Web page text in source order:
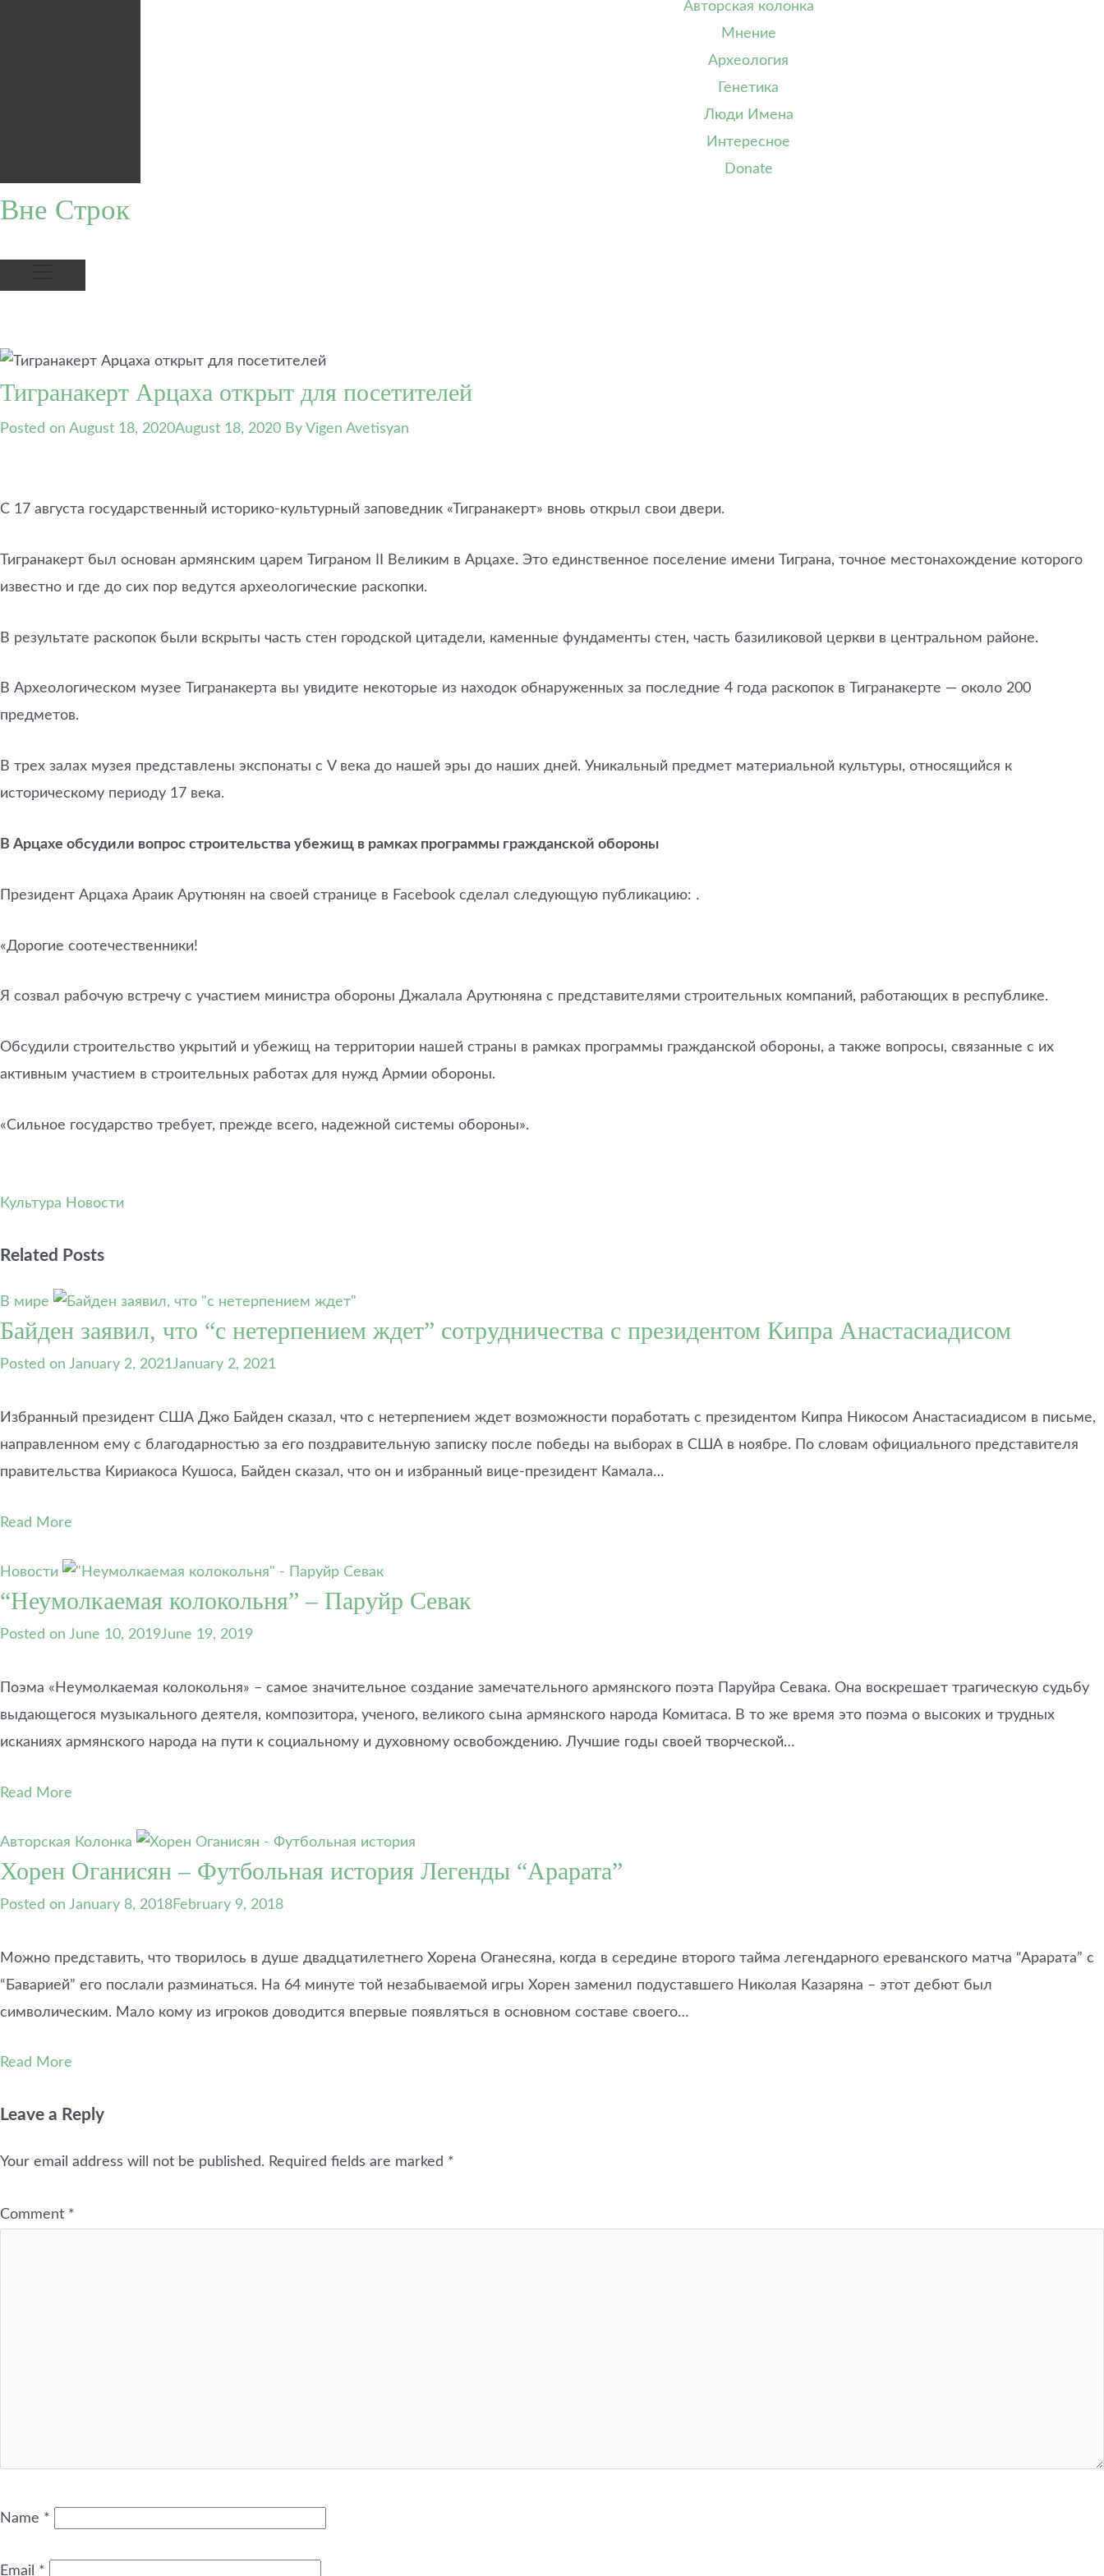
Авторская колонка
Мнение
Археология
Генетика
Люди Имена
Интересное
Donate
Вне Строк
Тигранакерт Арцаха открыт для посетителей
Posted on August 18, 2020August 18, 2020 By Vigen Avetisyan
С 17 августа государственный историко-культурный заповедник «Тигранакерт» вновь открыл свои двери.
Тигранакерт был основан армянским царем Тиграном II Великим в Арцахе. Это единственное поселение имени Тиграна, точное местонахождение которого
известно и где до сих пор ведутся археологические раскопки.
В результате раскопок были вскрыты часть стен городской цитадели, каменные фундаменты стен, часть базиликовой церкви в центральном районе.
В Археологическом музее Тигранакерта вы увидите некоторые из находок обнаруженных за последние 4 года раскопок в Тигранакерте — около 200
предметов.
В трех залах музея представлены экспонаты с V века до нашей эры до наших дней. Уникальный предмет материальной культуры, относящийся к
историческому периоду 17 века.
В Арцахе обсудили вопрос строительства убежищ в рамках программы гражданской обороны
Президент Арцаха Араик Арутюнян на своей странице в Facebook сделал следующую публикацию: ․
«Дорогие соотечественники!
Я созвал рабочую встречу с участием министра обороны Джалала Арутюняна с представителями строительных компаний, работающих в республике.
Обсудили строительство укрытий и убежищ на территории нашей страны в рамках программы гражданской обороны, а также вопросы, связанные с их
активным участием в строительных работах для нужд Армии обороны.
«Сильное государство требует, прежде всего, надежной системы обороны».
Культура Новости
Related Posts
В мире
Байден заявил, что “с нетерпением ждет” сотрудничества с президентом Кипра Анастасиадисом
Posted on January 2, 2021January 2, 2021
Избранный президент США Джо Байден сказал, что с нетерпением ждет возможности поработать с президентом Кипра Никосом Анастасиадисом в письме,
направленном ему с благодарностью за его поздравительную записку после победы на выборах в США в ноябре. По словам официального представителя
правительства Кириакоса Кушоса, Байден сказал, что он и избранный вице-президент Камала…
Read More
Новости
“Неумолкаемая колокольня” – Паруйр Севак
Posted on June 10, 2019June 19, 2019
Поэма «Неумолкаемая колокольня» – самое значительное создание замечательного армянского поэта Паруйра Севака. Она воскрешает трагическую судьбу
выдающегося музыкального деятеля, композитора, ученого, великого сына армянского народа Комитаса. В то же время это поэма о высоких и трудных
исканиях армянского народа на пути к социальному и духовному освобождению. Лучшие годы своей творческой…
Read More
Авторская Колонка
Хорен Оганисян – Футбольная история Легенды “Арарата”
Posted on January 8, 2018February 9, 2018
Можно представить, что творилось в душе двадцатилетнего Хорена Оганесяна, когда в середине второго тайма легендарного ереванского матча “Арарата” с
“Баварией” его послали разминаться. На 64 минуте той незабываемой игры Хорен заменил подуставшего Николая Казаряна – этот дебют был
символическим. Мало кому из игроков доводится впервые появляться в основном составе своего…
Read More
Leave a Reply
Your email address will not be published. Required fields are marked *
Comment *
Name *
Email *